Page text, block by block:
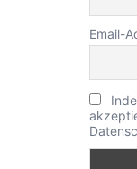
Email-